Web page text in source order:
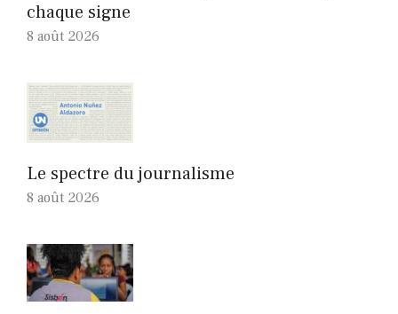
chaque signe
8 août 2026
Le spectre du journalisme
8 août 2026